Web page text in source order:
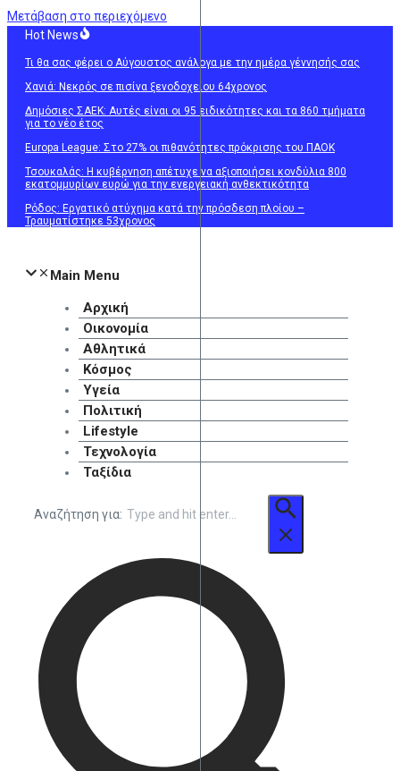
Μετάβαση στο περιεχόμενο
Hot News
Τι θα σας φέρει ο Αύγουστος ανάλογα με την ημέρα γέννησής σας
Χανιά: Νεκρός σε πισίνα ξενοδοχείου 64χρονος
Δημόσιες ΣΑΕΚ: Αυτές είναι οι 95 ειδικότητες και τα 860 τμήματα
για το νέο έτος
Europa League: Στο 27% οι πιθανότητες πρόκρισης του ΠΑΟΚ
Τσουκαλάς: Η κυβέρνηση απέτυχε να αξιοποιήσει κονδύλια 800
εκατομμυρίων ευρώ για την ενεργειακή ανθεκτικότητα
Ρόδος: Εργατικό ατύχημα κατά την πρόσδεση πλοίου –
Τραυματίστηκε 53χρονος
Main Menu
Αρχική
Οικονομία
Αθλητικά
Κόσμος
Υγεία
Πολιτική
Lifestyle
Τεχνολογία
Ταξίδια
Αναζήτηση για: